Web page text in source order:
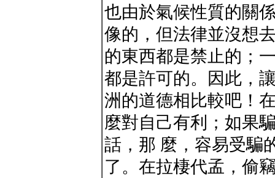
也由於氣候性質的關
像的，但法律並沒想
的東西都是禁止的；
都是許可的。因此，
洲的道德相比較吧！
麼對自己有利；如果
話，那 麼，容易受騙
了。在拉棲代孟，偷